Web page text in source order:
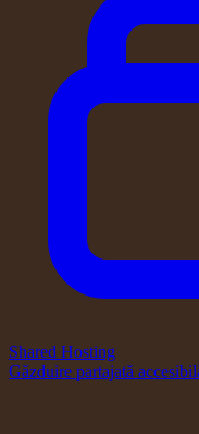
Shared Hosting
Găzduire partajată